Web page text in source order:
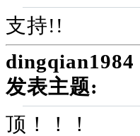
支持!!
dingqian1984
发表主题:
顶！！！